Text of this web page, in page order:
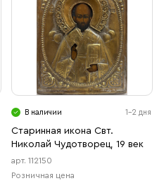
В наличии 1-2 дня
Старинная икона Свт.
Николай Чудотворец, 19 век
арт. 112150
Розничная цена